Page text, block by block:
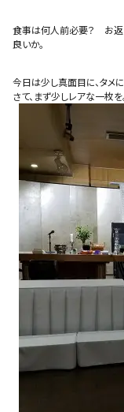
食事は何人前必要？ お返
良いか。
今日は少し真面目に、タメ
さて、まず少しレアな一枚を